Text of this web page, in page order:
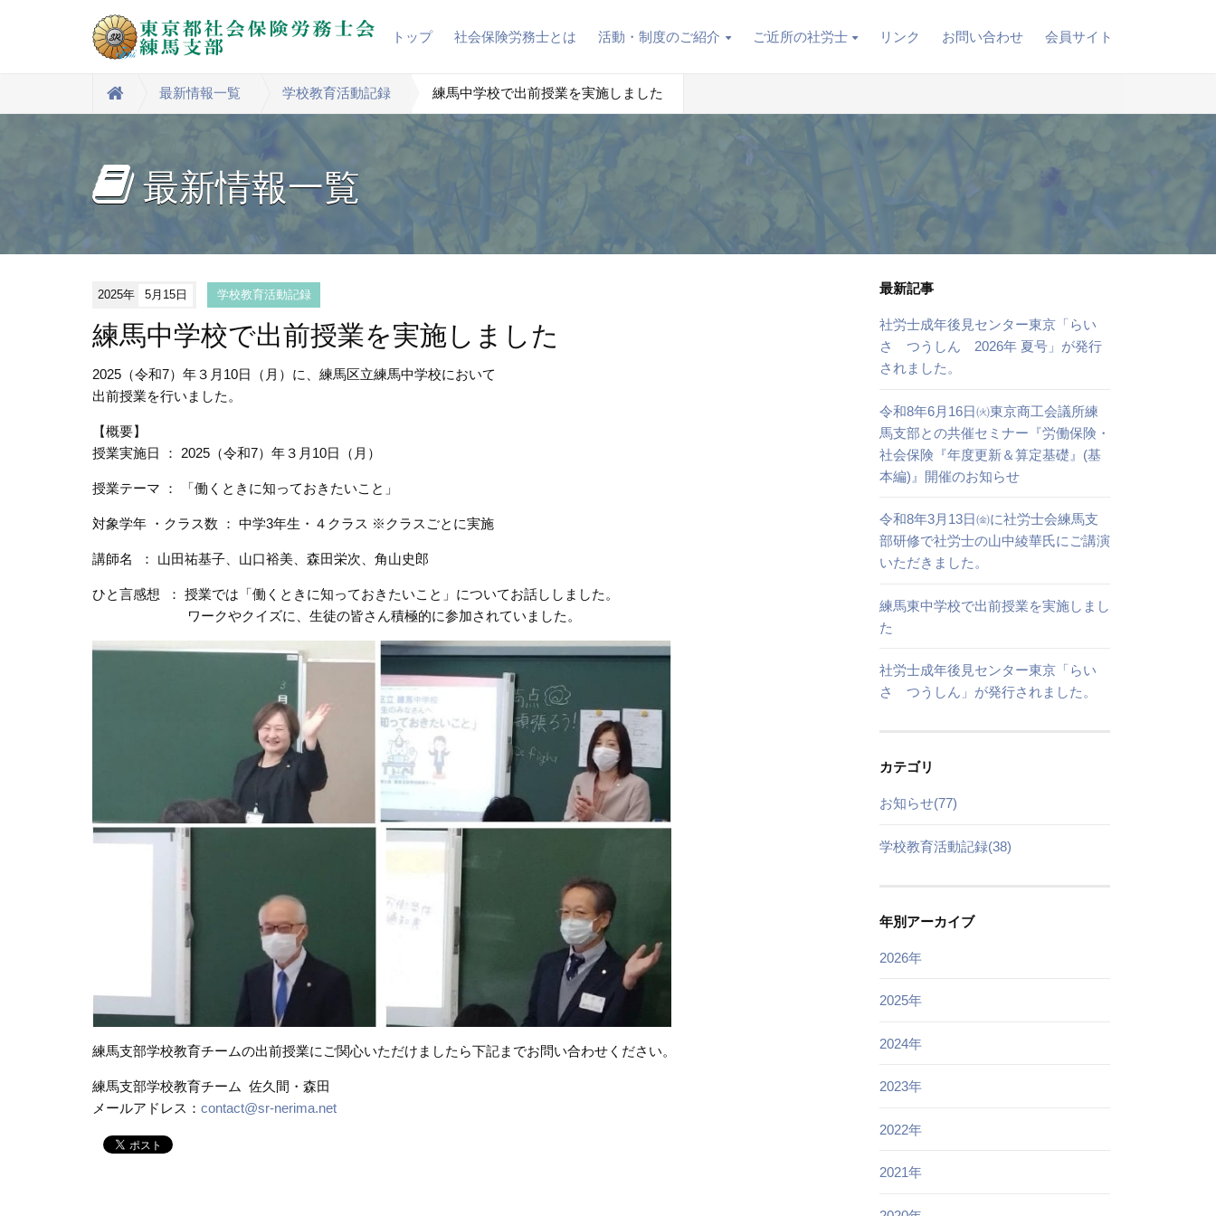
トップ 社会保険労務士とは 活動・制度のご紹介 ご近所の社労士 リンク お問い合わせ 会員サイト
最新情報一覧 学校教育活動記録 練馬中学校で出前授業を実施しました
最新情報一覧
2025年 5月15日 学校教育活動記録
練馬中学校で出前授業を実施しました
2025（令和7）年３月10日（月）に、練馬区立練馬中学校において
出前授業を行いました。
【概要】
授業実施日 ： 2025（令和7）年３月10日（月）
授業テーマ ： 「働くときに知っておきたいこと」
対象学年 ・クラス数 ： 中学3年生・４クラス ※クラスごとに実施
講師名 ： 山田祐基子、山口裕美、森田栄次、角山史郎
ひと言感想 ： 授業では「働くときに知っておきたいこと」についてお話ししました。
ワークやクイズに、生徒の皆さん積極的に参加されていました。
練馬支部学校教育チームの出前授業にご関心いただけましたら下記までお問い合わせください。
練馬支部学校教育チーム 佐久間・森田
メールアドレス： contact@sr-nerima.net
最新記事
社労士成年後見センター東京「らい
さ つうしん 2026年 夏号」が発行
されました。
令和8年6月16日㈫東京商工会議所練
馬支部との共催セミナー『労働保険・
社会保険『年度更新＆算定基礎』(基
本編)』開催のお知らせ
令和8年3月13日㈮に社労士会練馬支
部研修で社労士の山中綾華氏にご講演
いただきました。
練馬東中学校で出前授業を実施しまし
た
社労士成年後見センター東京「らい
さ つうしん」が発行されました。
カテゴリ
お知らせ(77)
学校教育活動記録(38)
年別アーカイブ
2026年
2025年
2024年
2023年
2022年
2021年